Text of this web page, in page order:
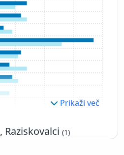
Prikaži več
, Raziskovalci(1)